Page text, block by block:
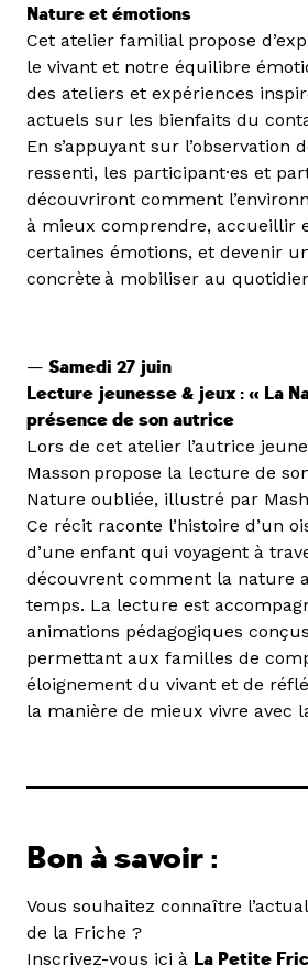
Nature et émotions
Cet atelier familial propose
le vivant et notre équilibre
des ateliers et expériences
actuels sur les bienfaits du
En s’appuyant sur l’observation
ressenti, les participant·es et
découvriront comment
à mieux comprendre, accueillir
certaines émotions, et devenir
concrète à mobiliser au
— Samedi 27 juin
Lecture jeunesse & jeux : « La
présence de son autrice
Lors de cet atelier l’autrice
Masson propose la lecture de
Nature oubliée, illustré par
Ce récit raconte l’histoire d’un
d’une enfant qui voyagent à
découvrent comment la nature
temps. La lecture est
animations pédagogiques
permettant aux familles de
éloignement du vivant et de
la manière de mieux vivre avec
Bon à savoir :
Vous souhaitez connaître
de la Friche ?
Inscrivez-vous ici à La Petite